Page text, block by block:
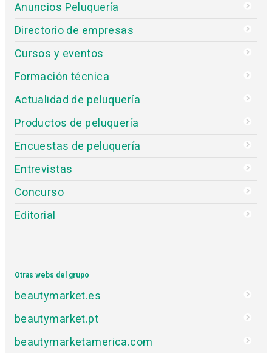
Anuncios Peluquería
Directorio de empresas
Cursos y eventos
Formación técnica
Actualidad de peluquería
Productos de peluquería
Encuestas de peluquería
Entrevistas
Concurso
Editorial
Otras webs del grupo
beautymarket.es
beautymarket.pt
beautymarketamerica.com